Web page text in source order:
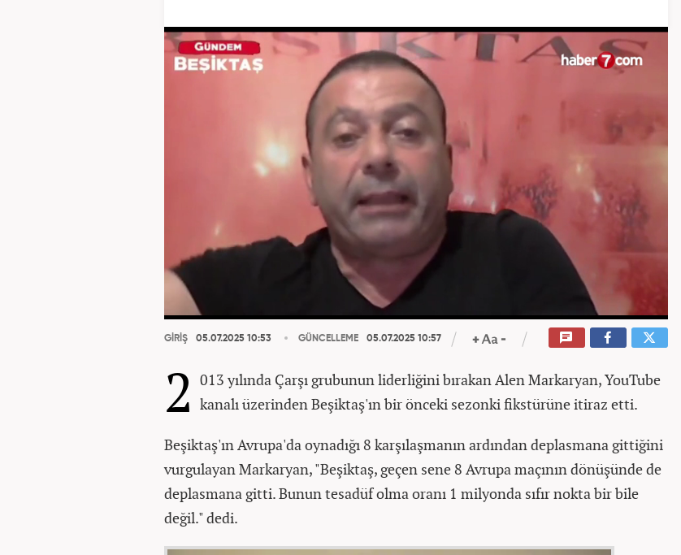
GİRİŞ 05.07.2025 10:53 GÜNCELLEME 05.07.2025 10:57
2 013 yılında Çarşı grubunun liderliğini bırakan Alen Markaryan, YouTube
kanalı üzerinden Beşiktaş'ın bir önceki sezonki fikstürüne itiraz etti.
Beşiktaş'ın Avrupa'da oynadığı 8 karşılaşmanın ardından deplasmana gittiğini
vurgulayan Markaryan, "Beşiktaş, geçen sene 8 Avrupa maçının dönüşünde de
deplasmana gitti. Bunun tesadüf olma oranı 1 milyonda sıfır nokta bir bile
değil." dedi.